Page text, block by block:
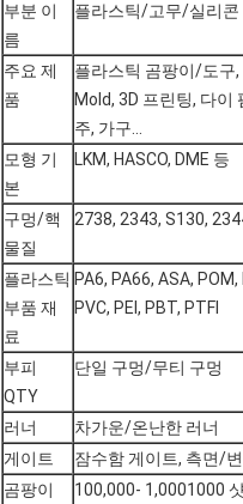
부분 이
름
플라스틱/고무/실리콘
주요 제
품
플라스틱 곰팡이/도구
Mold, 3D 프린팅, 다
주, 가구...
모형 기
본
LKM, HASCO, DME 등
구멍/핵
물질
2738, 2343, S130,
플라스틱
부품 재
료
PA6, PA66, ASA,
PVC, PEI, PBT, PTFI
부피
QTY
단일 구멍/무티 구멍
러너
차가운/온난한 러너
게이트
잠수함 게이트, 측면/
곰팡이
100,000- 1,0001000